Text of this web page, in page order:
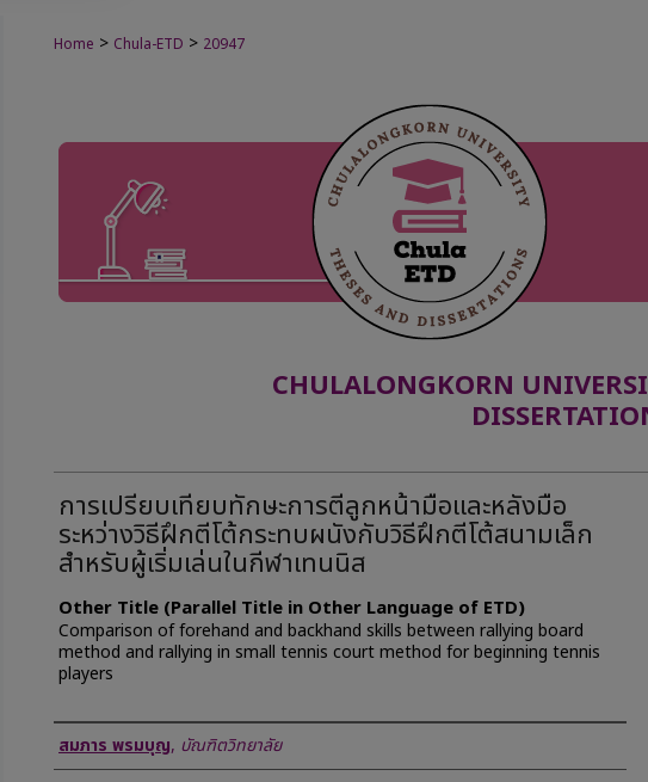
Home > Chula-ETD > 20947
CHULALONGKORN
การเปรียบเทียบทักษะการตีลูกหน้ามือและหลังมือ
ระหว่างวิธีฝึกตีโต้กระทบผนังกับวิธีฝึกตีโต้สนามเล็ก
สำหรับผู้เริ่มเล่นในกีฬาเทนนิส
Other Title (Parallel Title in Other Language of ETD)
Comparison of forehand and backhand skills between rallying board
method and rallying in small tennis court method for beginning tennis
players
Author
สมภาร พรมบุญ, บัณฑิตวิทยาลัย